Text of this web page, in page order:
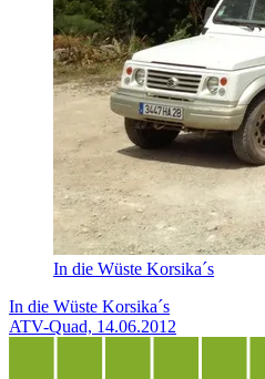
In die Wüste Korsika´s
In die Wüste Korsika´s
ATV-Quad, 14.06.2012